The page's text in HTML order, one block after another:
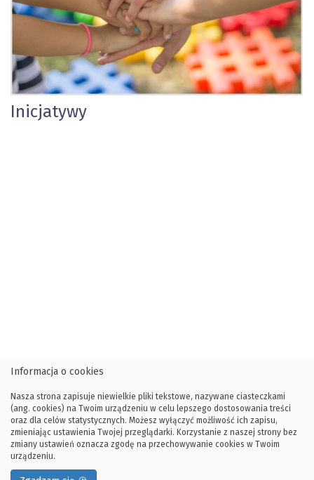
Inicjatywy
Informacja o cookies
Nasza strona zapisuje niewielkie pliki tekstowe, nazywane ciasteczkami
(ang. cookies) na Twoim urządzeniu w celu lepszego dostosowania treści
oraz dla celów statystycznych. Możesz wyłączyć możliwość ich zapisu,
zmieniając ustawienia Twojej przeglądarki. Korzystanie z naszej strony bez
zmiany ustawień oznacza zgodę na przechowywanie cookies w Twoim
urządzeniu.